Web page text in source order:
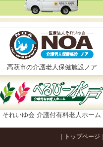
高萩市の介護老人保健施設ノア
それいゆ会 介護付有料老人ホーム
トップページ